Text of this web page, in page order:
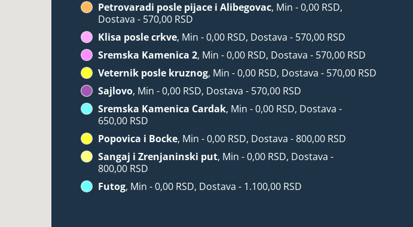
Petrovaradi posle pijace i Alibegovac, Min - 0,00 RSD,
Dostava - 570,00 RSD
Klisa posle crkve, Min - 0,00 RSD, Dostava - 570,00 RSD
Sremska Kamenica 2, Min - 0,00 RSD, Dostava - 570,00 RSD
Veternik posle kruznog, Min - 0,00 RSD, Dostava - 570,00 RSD
Sajlovo, Min - 0,00 RSD, Dostava - 570,00 RSD
Sremska Kamenica Cardak, Min - 0,00 RSD, Dostava -
650,00 RSD
Popovica i Bocke, Min - 0,00 RSD, Dostava - 800,00 RSD
Sangaj i Zrenjaninski put, Min - 0,00 RSD, Dostava -
800,00 RSD
Futog, Min - 0,00 RSD, Dostava - 1.100,00 RSD